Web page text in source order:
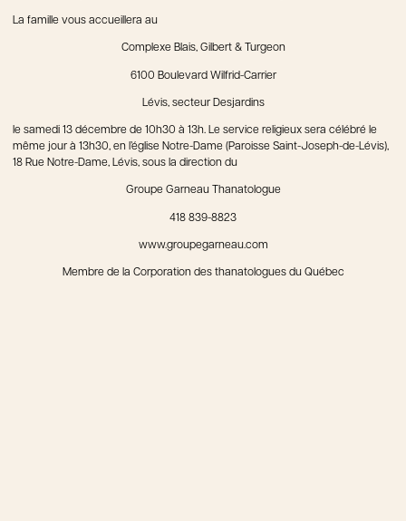
La famille vous accueillera au
Complexe Blais, Gilbert & Turgeon
6100 Boulevard Wilfrid-Carrier
Lévis, secteur Desjardins
le samedi 13 décembre de 10h30 à 13h. Le service religieux sera célébré le
même jour à 13h30, en l’église Notre-Dame (Paroisse Saint-Joseph-de-Lévis),
18 Rue Notre-Dame, Lévis, sous la direction du
Groupe Garneau Thanatologue
418 839-8823
www.groupegarneau.com
Membre de la Corporation des thanatologues du Québec